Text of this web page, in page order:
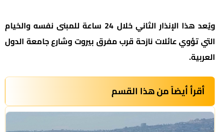
ويُعد هذا الإنذار الثاني خلال 24 ساعة للمبنى نفسه والخيام
التي تؤوي عائلات نازحة قرب مفرق بيروت وشارع جامعة الدول
العربية.
أقرأ أيضاً من هذا القسم